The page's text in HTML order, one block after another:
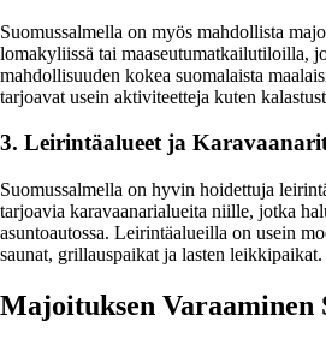
Suomussalmella on myös mahdollista
lomakyliissä tai maaseutumatkailutiloilla,
mahdollisuuden kokea suomalaista
tarjoavat usein aktiviteetteja kuten
3. Leirintäalueet ja
Suomussalmella on hyvin hoidettuja
tarjoavia karavaanarialueita niille, jotka
asuntoautossa. Leirintäalueilla on usein
saunat, grillauspaikat ja lasten leikkipaikat.
Majoituksen Varaaminen